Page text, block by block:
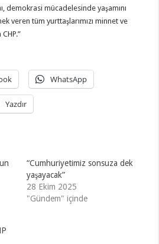
demokrasi mücadelesinde yaşamını
veren tüm yurttaşlarımızı minnet ve
WhatsApp
Yazdır
“Cumhuriyetimiz sonsuza dek
yaşayacak”
28 Ekim 2025
"Gündem" içinde